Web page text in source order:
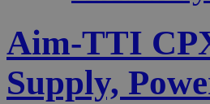
Aim-TTI
Supply,